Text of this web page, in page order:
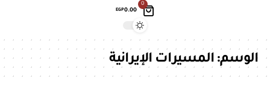
0
EGP0.00
الوسم:المسيرات الإيرانية